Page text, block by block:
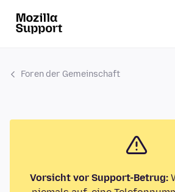
Foren der Gemeinschaft
Vorsicht vor Support-Betrug: